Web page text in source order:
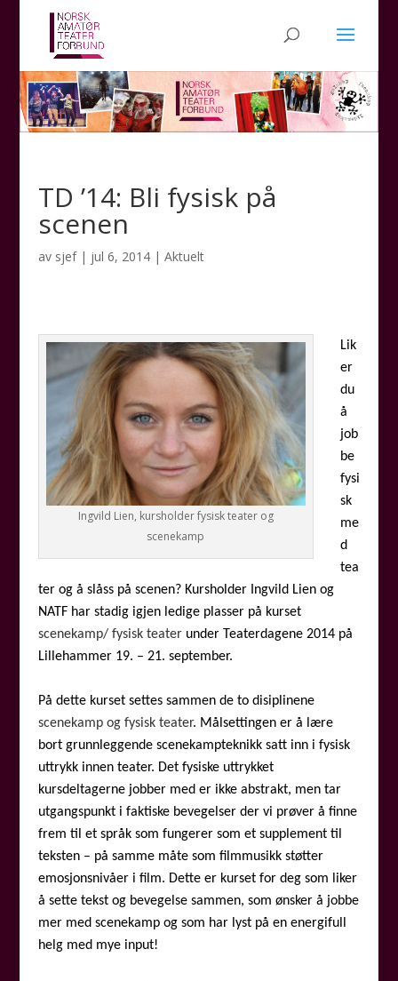
TD ’14: Bli fysisk på
scenen
av sjef| jul 6, 2014| Aktuelt
Ingvild Lien, kursholder fysisk teater og
scenekamp
Lik
er
du
å
job
be
fysi
sk
me
d
tea
ter og å slåss på scenen? Kursholder Ingvild Lien og
NATF har stadig igjen ledige plasser på kurset
scenekamp/ fysisk teaterunder Teaterdagene 2014 på
Lillehammer 19. – 21. september.
På dette kurset settes sammen de to disiplinene
scenekamp og fysisk teater. Målsettingen er å lære
bort grunnleggende scenekampteknikk satt inn i fysisk
uttrykk innen teater. Det fysiske uttrykket
kursdeltagerne jobber med er ikke abstrakt, men tar
utgangspunkt i faktiske bevegelser der vi prøver å finne
frem til et språk som fungerer som et supplement til
teksten – på samme måte som filmmusikk støtter
emosjonsnivåer i film. Dette er kurset for deg som liker
å sette tekst og bevegelse sammen, som ønsker å jobbe
mer med scenekamp og som har lyst på en energifull
helg med mye input!